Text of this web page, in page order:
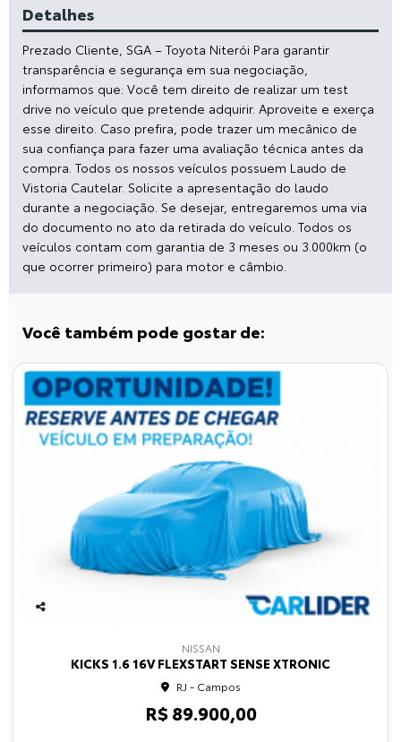
Detalhes
Prezado Cliente, SGA – Toyota Niterói Para garantir
transparência e segurança em sua negociação,
informamos que: Você tem direito de realizar um test
drive no veículo que pretende adquirir. Aproveite e exerça
esse direito. Caso prefira, pode trazer um mecânico de
sua confiança para fazer uma avaliação técnica antes da
compra. Todos os nossos veículos possuem Laudo de
Vistoria Cautelar. Solicite a apresentação do laudo
durante a negociação. Se desejar, entregaremos uma via
do documento no ato da retirada do veículo. Todos os
veículos contam com garantia de 3 meses ou 3.000km (o
que ocorrer primeiro) para motor e câmbio.
Você também pode gostar de:
NISSAN
KICKS 1.6 16V FLEXSTART SENSE XTRONIC
RJ - Campos
R$ 89.900,00